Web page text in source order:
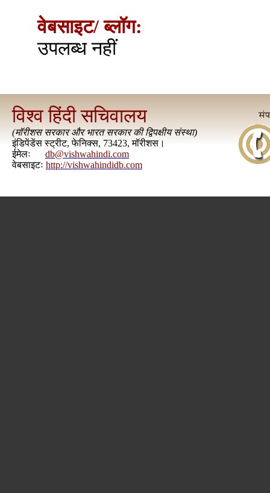
वेबसाइट/ ब्लॉग:
उपलब्ध नहीं
विश्व हिंदी सचिवालय
(मॉरीशस सरकार और भारत सरकार की द्विपक्षीय संस्था)
इंडिपेंडेंस स्ट्रीट, फेनिक्स, 73423, मॉरीशस।
ईमेलः
db@vishwahindi.com
वेबसाइटः http://vishwahindidb.com